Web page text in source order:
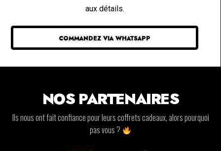
aux détails.
COMMANDEZ VIA WHATSAPP
NOS PARTENAIRES
Ils nous ont fait confiance pour leurs coffrets cadeaux, alors pourquoi
pas vous ?